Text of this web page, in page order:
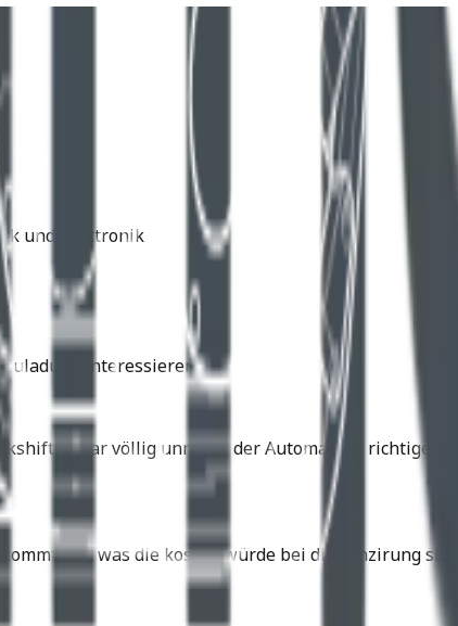
und Elektronik
interessieren.
war völlig unnötig, der Automat die richtige
und was die kosten würde bei dir Fünzirung sind .